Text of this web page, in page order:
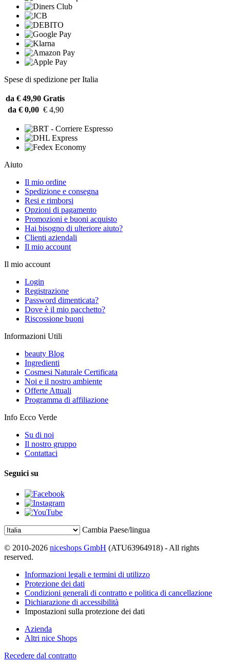
Spese di spedizione per Italia
da € 49,90 Gratis
da € 0,00 € 4,90
Aiuto
Il mio ordine
Spedizione e consegna
Resi e rimborsi
Opzioni di pagamento
Promozioni e buoni acquisto
Hai bisogno di ulteriore aiuto?
Clienti aziendali
Il mio account
Il mio account
Login
Registrazione
Password dimenticata?
Dove è il mio pacchetto?
Riscossione buoni
Informazioni Utili
beauty Blog
Ingredienti
Cosmesi Naturale Certificata
Noi e il nostro ambiente
Offerte Attuali
Programma di affiliazione
Info Ecco Verde
Su di noi
Il nostro gruppo
Contattaci
Seguici su
Cambia Paese/lingua
© 2010-2026 niceshops GmbH (ATU63964918) - All rights
reserved.
Informazioni legali e termini di utilizzo
Protezione dei dati
Condizioni generali di contratto e politica di cancellazione
Dichiarazione di accessibilità
Impostazioni sulla protezione dei dati
Azienda
Altri nice Shops
Recedere dal contratto